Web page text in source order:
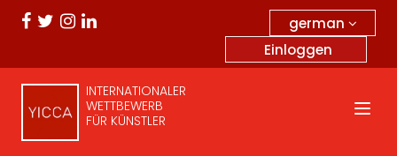
german
Einloggen
INTERNATIONALER
WETTBEWERB
FÜR KÜNSTLER